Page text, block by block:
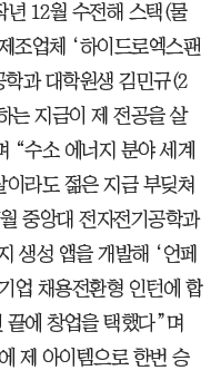
년 12월 수전해 스택(물
조업체 ‘하이드로엑스팬
과 대학원생 김민규(2
는 지금이 제 전공을 살
“수소 에너지 분야 세계
라도 젊은 지금 부딪쳐
중앙대 전자전기공학과
생성 앱을 개발해 ‘언페
업 채용전환형 인턴에 합
에 창업을 택했다”며
제 아이템으로 한번 승